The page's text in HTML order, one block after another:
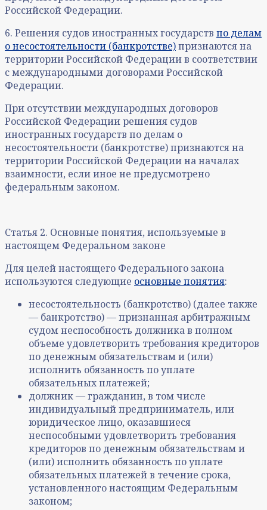
Российской Федерации.
6. Решения судов иностранных государств по делам
о несостоятельности (банкротстве)признаются на
территории Российской Федерации в соответствии
с международными договорами Российской
Федерации.
При отсутствии международных договоров
Российской Федерации решения судов
иностранных государств по делам о
несостоятельности (банкротстве) признаются на
территории Российской Федерации на началах
взаимности, если иное не предусмотрено
федеральным законом.
Статья 2. Основные понятия, используемые в
настоящем Федеральном законе
Для целей настоящего Федерального закона
используются следующие основные понятия:
несостоятельность (банкротство) (далее также
— банкротство) — признанная арбитражным
судом неспособность должника в полном
объеме удовлетворить требования кредиторов
по денежным обязательствам и (или)
исполнить обязанность по уплате
обязательных платежей;
должник — гражданин, в том числе
индивидуальный предприниматель, или
юридическое лицо, оказавшиеся
неспособными удовлетворить требования
кредиторов по денежным обязательствам и
(или) исполнить обязанность по уплате
обязательных платежей в течение срока,
установленного настоящим Федеральным
законом;